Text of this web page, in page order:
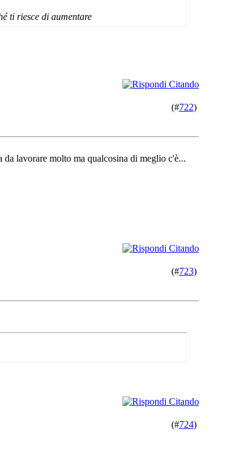
ti riesce di aumentare
(#722)
lavorare molto ma qualcosina di meglio c'è...
(#723)
(#724)